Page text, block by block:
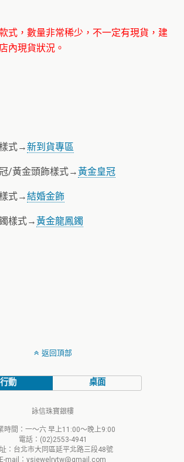
式，數量非常稀少，不一定有現貨，建
內現貨狀況。
式→新到貨專區
/黃金頭飾樣式→黃金皇冠
式→結婚金飾
樣式→黃金龍鳳鐲
返回頂部
行動 桌面
詠信珠寶銀樓
時間：一～六 早上11:00～晚上9:00
電話：(02)2553-4941
：台北市大同區延平北路三段48號
E-mail：ysjewelrytw@gmail.com